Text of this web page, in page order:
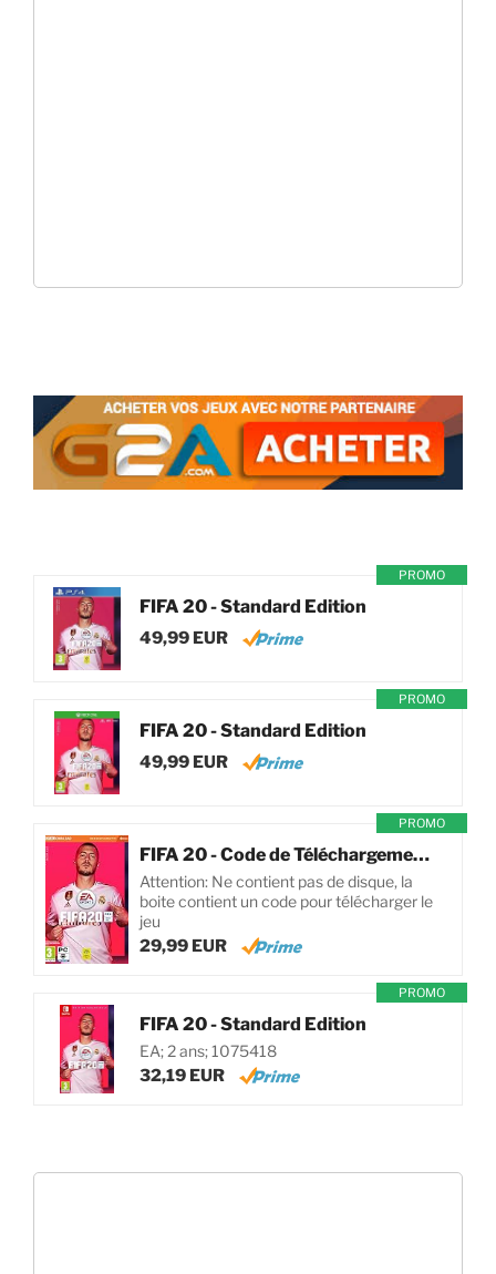
PROMO
FIFA 20 - Standard Edition
49,99 EUR
PROMO
FIFA 20 - Standard Edition
49,99 EUR
PROMO
FIFA 20 - Code de Téléchargement pour PC
Attention: Ne contient pas de disque, la
boite contient un code pour télécharger le
jeu
29,99 EUR
PROMO
FIFA 20 - Standard Edition
EA; 2 ans; 1075418
32,19 EUR